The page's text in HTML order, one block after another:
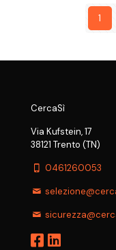
1
CercaSì
Via Kufstein, 17
38121 Trento (TN)
0461260053